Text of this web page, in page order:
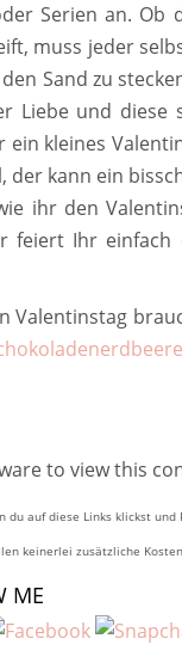
Serien an. Ob
muss jeder
Sand zu
Liebe und diese
kleines
der kann ein
ihr den
feiert Ihr einfach
Valentinstag
to view this
auf diese Links klickst
keinerlei zusätzliche
ME